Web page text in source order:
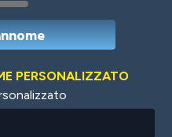
Cats
PERSONALIZZATO